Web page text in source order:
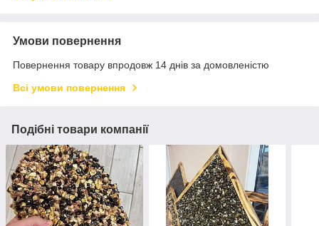
Умови повернення
Повернення товару впродовж 14 днів за домовленістю
Всі умови повернення
Подібні товари компанії